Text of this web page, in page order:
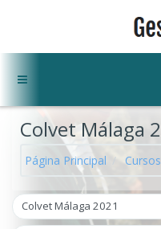
Colvet Málaga
Página Principal Cursos
Colvet Málaga 2021